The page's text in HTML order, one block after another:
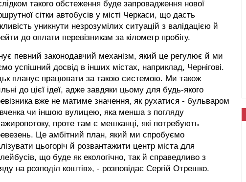
такого обстеження буде запровадження нової
сітки автобусів у місті Черкаси, що дасть
уникнути незрозумілих ситуацій з валідацією й
до оплати перевізникам за кілометр пробігу.
певний законодавчий механізм, який це регулює й ми
успішний досвід в інших містах, наприклад, Чернігові.
планує працювати за такою системою. Ми також
до цієї ідеї, адже завдяки цьому для будь-якого
вже не матиме значення, як рухатися - бульваром
чи іншою вулицею, яка менша з погляду
проте там є мешканці, які потребують
Це амбітний план, який ми спробуємо
цьогоріч й розвантажити центр міста для
що буде як екологічно, так й справедливо з
на розподіл коштів», - розповідає Сергій Отрешко.